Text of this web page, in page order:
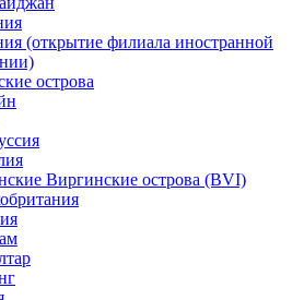
(открытие филиала иностранной
острова
Виргинские острова (BVI)